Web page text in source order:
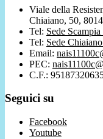
Viale della
Chiaiano, 50,
Tel: Sede
Tel: Sede
Email:
PEC:
C.F.:
Seguici su
Facebook
Youtube